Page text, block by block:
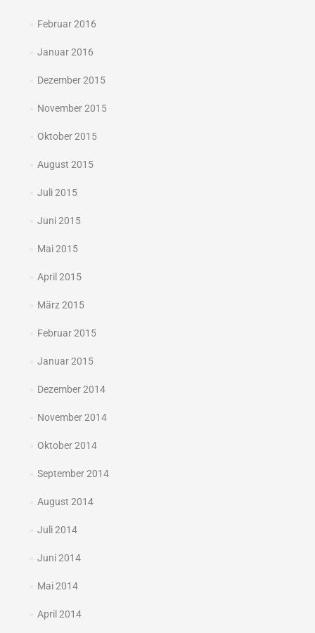
Februar 2016
Januar 2016
Dezember 2015
November 2015
Oktober 2015
August 2015
Juli 2015
Juni 2015
Mai 2015
April 2015
März 2015
Februar 2015
Januar 2015
Dezember 2014
November 2014
Oktober 2014
September 2014
August 2014
Juli 2014
Juni 2014
Mai 2014
April 2014